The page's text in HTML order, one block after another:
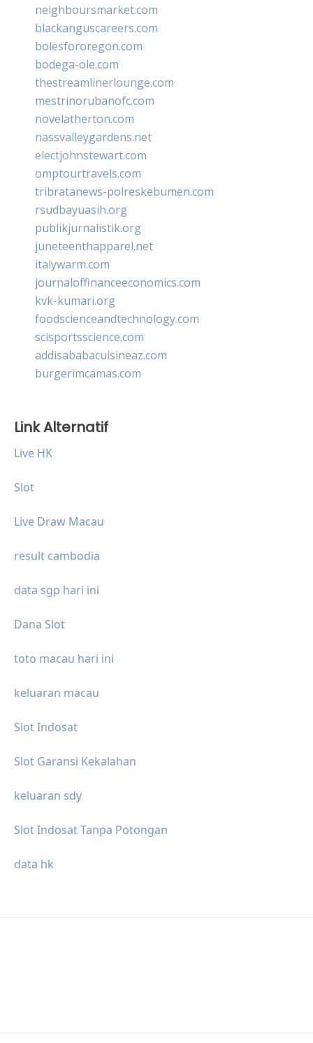
neighboursmarket.com
blackanguscareers.com
bolesfororegon.com
bodega-ole.com
thestreamlinerlounge.com
mestrinorubanofc.com
novelatherton.com
nassvalleygardens.net
electjohnstewart.com
omptourtravels.com
tribratanews-polreskebumen.com
rsudbayuasih.org
publikjurnalistik.org
juneteenthapparel.net
italywarm.com
journaloffinanceeconomics.com
kvk-kumari.org
foodscienceandtechnology.com
scisportsscience.com
addisababacuisineaz.com
burgerimcamas.com
Link Alternatif
Live HK
Slot
Live Draw Macau
result cambodia
data sgp hari ini
Dana Slot
toto macau hari ini
keluaran macau
Slot Indosat
Slot Garansi Kekalahan
keluaran sdy
Slot Indosat Tanpa Potongan
data hk